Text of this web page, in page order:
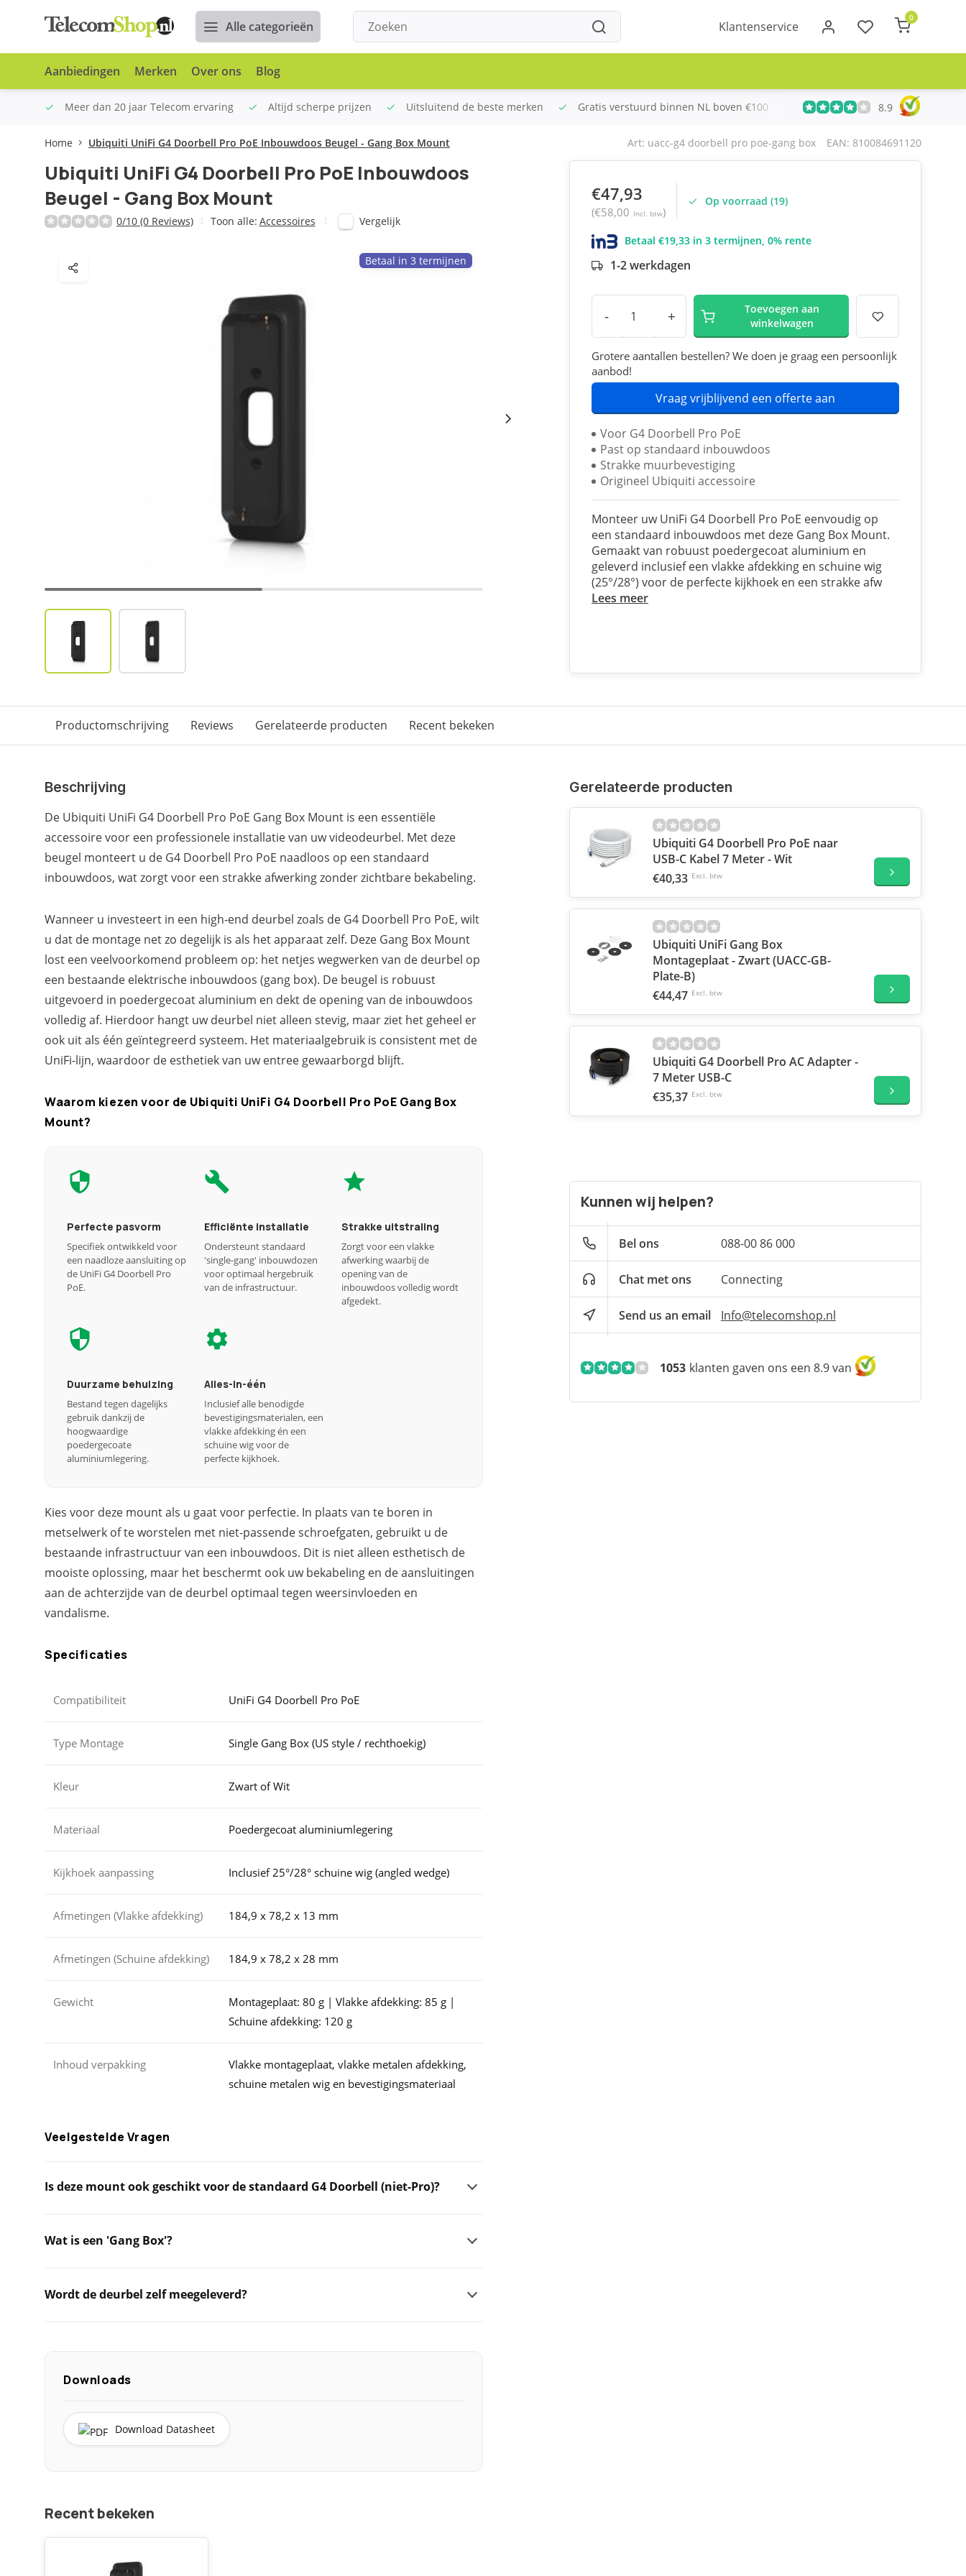
Alle categorieën Klantenservice
0
Aanbiedingen Merken Over ons Blog
Meer dan 20 jaar Telecom ervaring Altijd scherpe prijzen Uitsluitend de beste merken Gratis verstuurd binnen NL boven €100 Meer dan 20 jaar Telecom
8.9
Home Ubiquiti UniFi G4 Doorbell Pro PoE Inbouwdoos Beugel - Gang Box Mount Art: uacc-g4 doorbell pro poe-gang box EAN: 810084691120
Ubiquiti UniFi G4 Doorbell Pro PoE Inbouwdoos
Beugel - Gang Box Mount
0/10 (0 Reviews) Toon alle: Accessoires Vergelijk
Betaal in 3 termijnen
€47,93
(€58,00 Incl. btw)
Op voorraad (19)
Betaal €19,33 in 3 termijnen, 0% rente
1-2 werkdagen
- +
Toevoegen aan
winkelwagen
Grotere aantallen bestellen? We doen je graag een persoonlijk
aanbod!
Vraag vrijblijvend een offerte aan
Voor G4 Doorbell Pro PoE
Past op standaard inbouwdoos
Strakke muurbevestiging
Origineel Ubiquiti accessoire
Monteer uw UniFi G4 Doorbell Pro PoE eenvoudig op
een standaard inbouwdoos met deze Gang Box Mount.
Gemaakt van robuust poedergecoat aluminium en
geleverd inclusief een vlakke afdekking en schuine wig
(25°/28°) voor de perfecte kijkhoek en een strakke afw
Lees meer
Productomschrijving Reviews Gerelateerde producten Recent bekeken
Beschrijving
De Ubiquiti UniFi G4 Doorbell Pro PoE Gang Box Mount is een essentiële
accessoire voor een professionele installatie van uw videodeurbel. Met deze
beugel monteert u de G4 Doorbell Pro PoE naadloos op een standaard
inbouwdoos, wat zorgt voor een strakke afwerking zonder zichtbare bekabeling.
Wanneer u investeert in een high-end deurbel zoals de G4 Doorbell Pro PoE, wilt
u dat de montage net zo degelijk is als het apparaat zelf. Deze Gang Box Mount
lost een veelvoorkomend probleem op: het netjes wegwerken van de deurbel op
een bestaande elektrische inbouwdoos (gang box). De beugel is robuust
uitgevoerd in poedergecoat aluminium en dekt de opening van de inbouwdoos
volledig af. Hierdoor hangt uw deurbel niet alleen stevig, maar ziet het geheel er
ook uit als één geïntegreerd systeem. Het materiaalgebruik is consistent met de
UniFi-lijn, waardoor de esthetiek van uw entree gewaarborgd blijft.
Waarom kiezen voor de Ubiquiti UniFi G4 Doorbell Pro PoE Gang Box
Mount?
Perfecte pasvorm
Specifiek ontwikkeld voor
een naadloze aansluiting op
de UniFi G4 Doorbell Pro
PoE.
Efficiënte installatie
Ondersteunt standaard
'single-gang' inbouwdozen
voor optimaal hergebruik
van de infrastructuur.
Strakke uitstraling
Zorgt voor een vlakke
afwerking waarbij de
opening van de
inbouwdoos volledig wordt
afgedekt.
Duurzame behuizing
Bestand tegen dagelijks
gebruik dankzij de
hoogwaardige
poedergecoate
aluminiumlegering.
Alles-in-één
Inclusief alle benodigde
bevestigingsmaterialen, een
vlakke afdekking én een
schuine wig voor de
perfecte kijkhoek.
Kies voor deze mount als u gaat voor perfectie. In plaats van te boren in
metselwerk of te worstelen met niet-passende schroefgaten, gebruikt u de
bestaande infrastructuur van een inbouwdoos. Dit is niet alleen esthetisch de
mooiste oplossing, maar het beschermt ook uw bekabeling en de aansluitingen
aan de achterzijde van de deurbel optimaal tegen weersinvloeden en
vandalisme.
Specificaties
Compatibiliteit UniFi G4 Doorbell Pro PoE
Type Montage Single Gang Box (US style / rechthoekig)
Kleur Zwart of Wit
Materiaal Poedergecoat aluminiumlegering
Kijkhoek aanpassing Inclusief 25°/28° schuine wig (angled wedge)
Afmetingen (Vlakke afdekking) 184,9 x 78,2 x 13 mm
Afmetingen (Schuine afdekking) 184,9 x 78,2 x 28 mm
Gewicht
Montageplaat: 80 g | Vlakke afdekking: 85 g |
Schuine afdekking: 120 g
Inhoud verpakking
Vlakke montageplaat, vlakke metalen afdekking,
schuine metalen wig en bevestigingsmateriaal
Veelgestelde Vragen
Is deze mount ook geschikt voor de standaard G4 Doorbell (niet-Pro)?
Wat is een 'Gang Box'?
Wordt de deurbel zelf meegeleverd?
Downloads
Download Datasheet
Gerelateerde producten
Ubiquiti G4 Doorbell Pro PoE naar
USB-C Kabel 7 Meter - Wit
€40,33 Excl. btw
Ubiquiti UniFi Gang Box
Montageplaat - Zwart (UACC-GB-
Plate-B)
€44,47 Excl. btw
Ubiquiti G4 Doorbell Pro AC Adapter -
7 Meter USB-C
€35,37 Excl. btw
Kunnen wij helpen?
Bel ons 088-00 86 000
Chat met ons Connecting
Send us an email Info@telecomshop.nl
1053 klanten gaven ons een 8.9 van
Recent bekeken